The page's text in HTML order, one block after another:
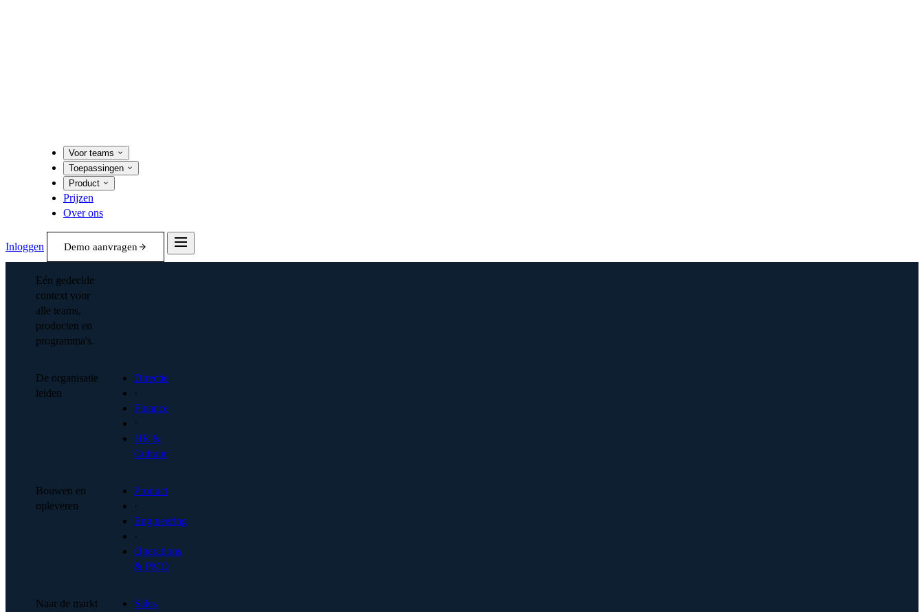
Voor teams
Toepassingen
Product
Prijzen
Over ons
Inloggen Demo aanvragen
Eén gedeelde
context voor
alle teams,
producten en
programma's.
De organisatie
leiden
Directie
·
Finance
·
HR &
Cultuur
Bouwen en
opleveren
Product
·
Engineering
·
Operations
& PMO
Naar de markt
Sales